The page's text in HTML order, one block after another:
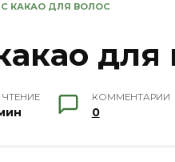
КАКАО ДЛЯ ВОЛОС
для
ЧТЕНИЕ КОММЕНТАРИИ
0